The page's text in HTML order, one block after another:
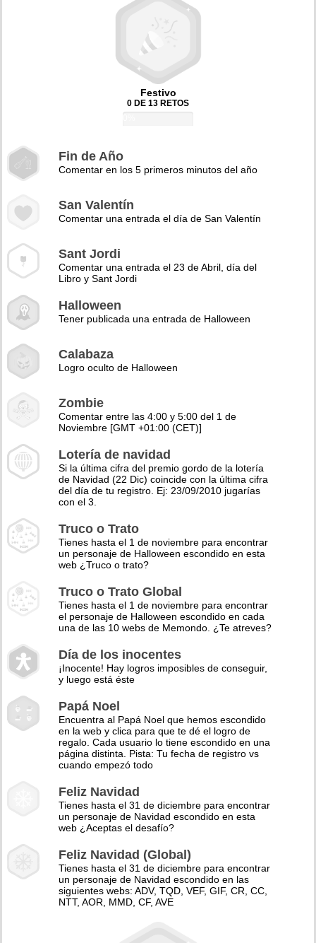
Festivo
0 DE 13 RETOS
Fin de Año
Comentar en los 5 primeros minutos del año
San Valentín
Comentar una entrada el día de San Valentín
Sant Jordi
Comentar una entrada el 23 de Abril, día del
Libro y Sant Jordi
Halloween
Tener publicada una entrada de Halloween
Calabaza
Logro oculto de Halloween
Zombie
Comentar entre las 4:00 y 5:00 del 1 de
Noviembre [GMT +01:00 (CET)]
Lotería de navidad
Si la última cifra del premio gordo de la lotería
de Navidad (22 Dic) coincide con la última cifra
del día de tu registro. Ej: 23/09/2010 jugarías
con el 3.
Truco o Trato
Tienes hasta el 1 de noviembre para encontrar
un personaje de Halloween escondido en esta
web ¿Truco o trato?
Truco o Trato Global
Tienes hasta el 1 de noviembre para encontrar
el personaje de Halloween escondido en cada
una de las 10 webs de Memondo. ¿Te atreves?
Día de los inocentes
¡Inocente! Hay logros imposibles de conseguir,
y luego está éste
Papá Noel
Encuentra al Papá Noel que hemos escondido
en la web y clica para que te dé el logro de
regalo. Cada usuario lo tiene escondido en una
página distinta. Pista: Tu fecha de registro vs
cuando empezó todo
Feliz Navidad
Tienes hasta el 31 de diciembre para encontrar
un personaje de Navidad escondido en esta
web ¿Aceptas el desafío?
Feliz Navidad (Global)
Tienes hasta el 31 de diciembre para encontrar
un personaje de Navidad escondido en las
siguientes webs: ADV, TQD, VEF, GIF, CR, CC,
NTT, AOR, MMD, CF, AVE